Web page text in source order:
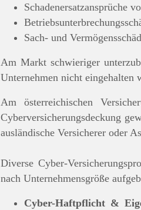
Schadenersatzansprüche
Sach- und
Am Markt schwieriger
Unternehmen nicht
Am österreichischen
Cyberversicherungsdeckung
ausländische Versicherer oder
Diverse Cyber-
nach Unternehmensgröße
Cyber-Haftpflicht &